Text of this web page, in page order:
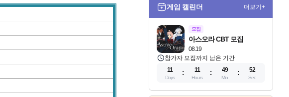
게임 캘린더 더보기+
모집
08.19
아스오라 CBT 모집
참가자 모집까지 남은 기간
11
Days
11
Hours
49
Min
52
Sec